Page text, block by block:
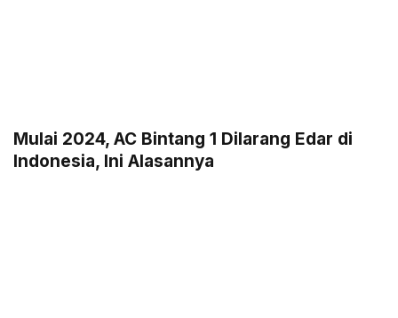
Mulai 2024, AC Bintang 1 Dilarang Edar di
Indonesia, Ini Alasannya